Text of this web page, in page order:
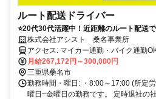
ルート配送ドライバー
⭐️20代30代活躍中！近距離のルート配送
年3回＆再配達・重量物ナシ
株式会社アシスト 桑名事業所
アクセス: マイカー通勤・バイク通勤
月給267,172円～300,000円
三重県桑名市
勤務時間・曜日: ・8:00～17:00 (所定
曜日~金曜日の勤務です。 定時退社の